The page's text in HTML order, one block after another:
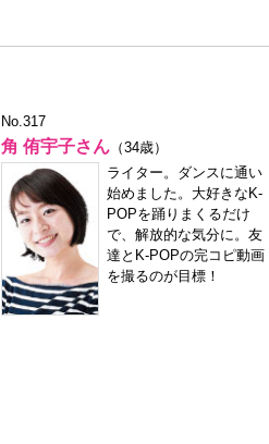
No.317
角 侑宇子さん（34歳）
ライター。ダンスに通い
始めました。大好きなK-
POPを踊りまくるだけ
で、解放的な気分に。友
達とK-POPの完コピ動画
を撮るのが目標！